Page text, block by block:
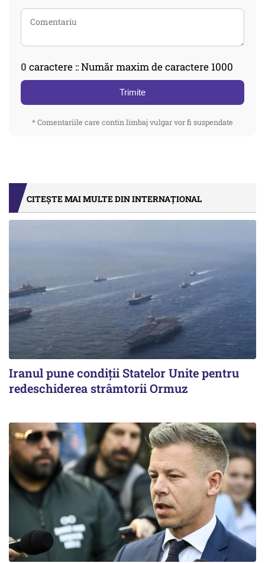
0 caractere :: Număr maxim de caractere 1000
Trimite
* Comentariile care contin limbaj vulgar vor fi suspendate
CITEȘTE MAI MULTE DIN INTERNAȚIONAL
Iranul pune condiții Statelor Unite pentru
redeschiderea strâmtorii Ormuz